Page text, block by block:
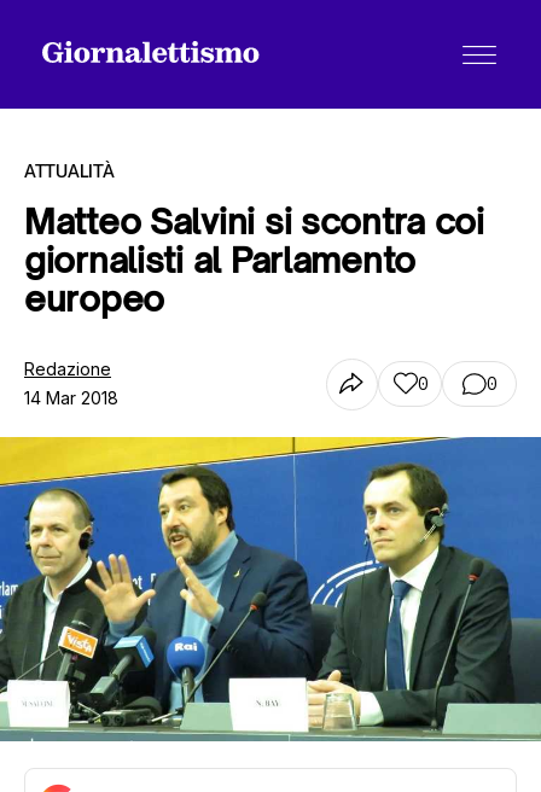
Tutti gli articoli
Chi siamo
ATTUALITÀ
Matteo Salvini si scontra coi
giornalisti al Parlamento
europeo
Redazione
14 Mar 2018
0 0